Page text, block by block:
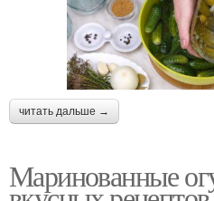
читать дальше →
Маринованные